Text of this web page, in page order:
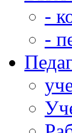
-
-